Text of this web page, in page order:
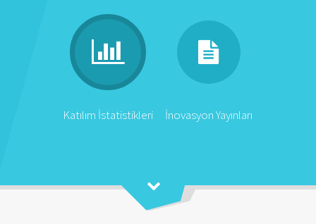
Katılım İstatistikleri İnovasyon Yayınları